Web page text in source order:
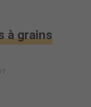
à grains